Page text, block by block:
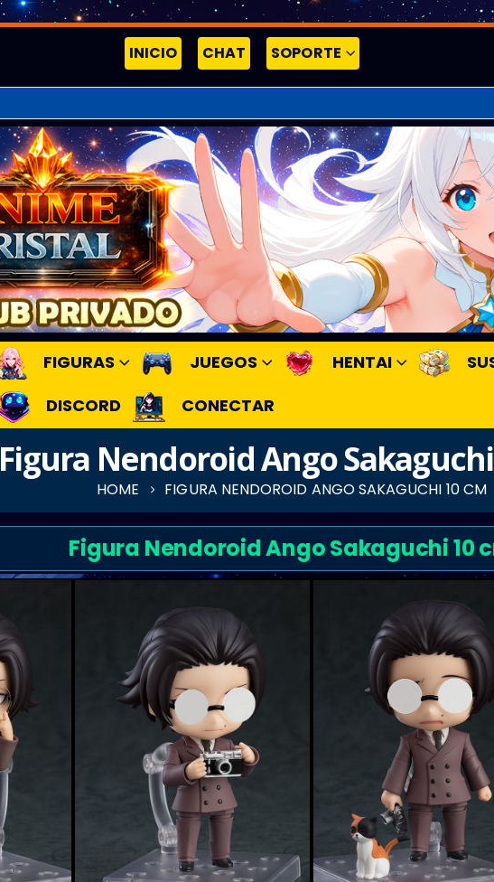
INICIO CHAT SOPORTE
FIGURAS JUEGOS HENTAI
DISCORD CONECTAR
Figura Nendoroid Ango
HOME FIGURA NENDOROID ANGO SAKAGUCHI 10 CM
Figura Nendoroid Ango Sakaguchi 10